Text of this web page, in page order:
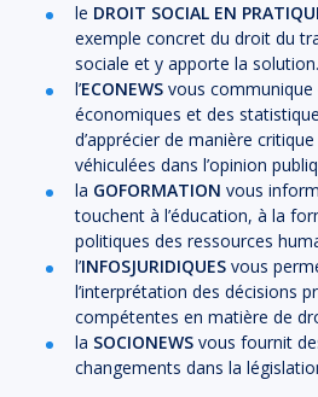
le DROIT SOCIAL EN
exemple concret du droit du
sociale et y apporte la solution.
l’ECONEWSvous communique
économiques et des
d’apprécier de manière
véhiculées dans l’opinion
la GOFORMATIONvous
touchent à l’éducation, à la
politiques des ressources
l’INFOSJURIDIQUESvous
l’interprétation des décisions
compétentes en matière de
la SOCIONEWSvous fournit
changements dans la